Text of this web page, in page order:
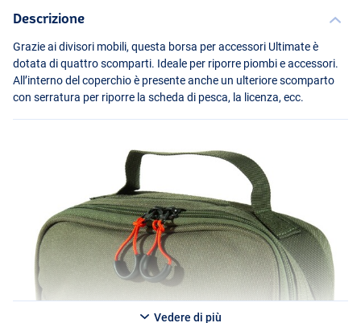
Descrizione
Grazie ai divisori mobili, questa borsa per accessori Ultimate è
dotata di quattro scomparti. Ideale per riporre piombi e accessori.
All’interno del coperchio è presente anche un ulteriore scomparto
con serratura per riporre la scheda di pesca, la licenza, ecc.
Vedere di più